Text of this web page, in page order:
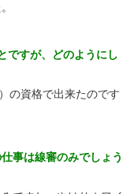
ですが、どのようにし
の資格で出来たのです
事は線審のみでしょう